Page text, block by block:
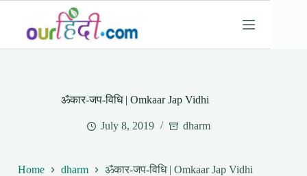
content
ॐकार-जप-विधि | Omkaar Jap Vidhi
July 8, 2019 dharm
Home dharm ॐकार-जप-विधि | Omkaar Jap Vidhi